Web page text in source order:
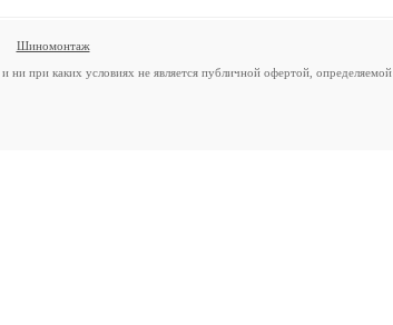
Шиномонтаж
при каких условиях не является публичной офертой, определяемой